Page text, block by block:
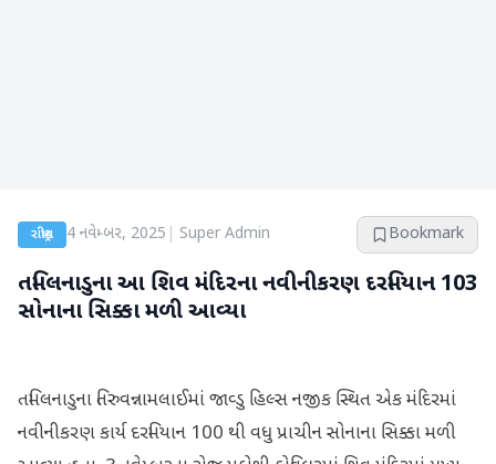
રાષ્ટ્રીય 4 નવેમ્બર, 2025 Super Admin Bookmark
તમિલનાડુના આ શિવ મંદિરના નવીનીકરણ દરમિયાન 103
સોનાના સિક્કા મળી આવ્યા
તમિલનાડુના તિરુવન્નામલાઈમાં જાવ્ડુ હિલ્સ નજીક સ્થિત એક મંદિરમાં
નવીનીકરણ કાર્ય દરમિયાન 100 થી વધુ પ્રાચીન સોનાના સિક્કા મળી